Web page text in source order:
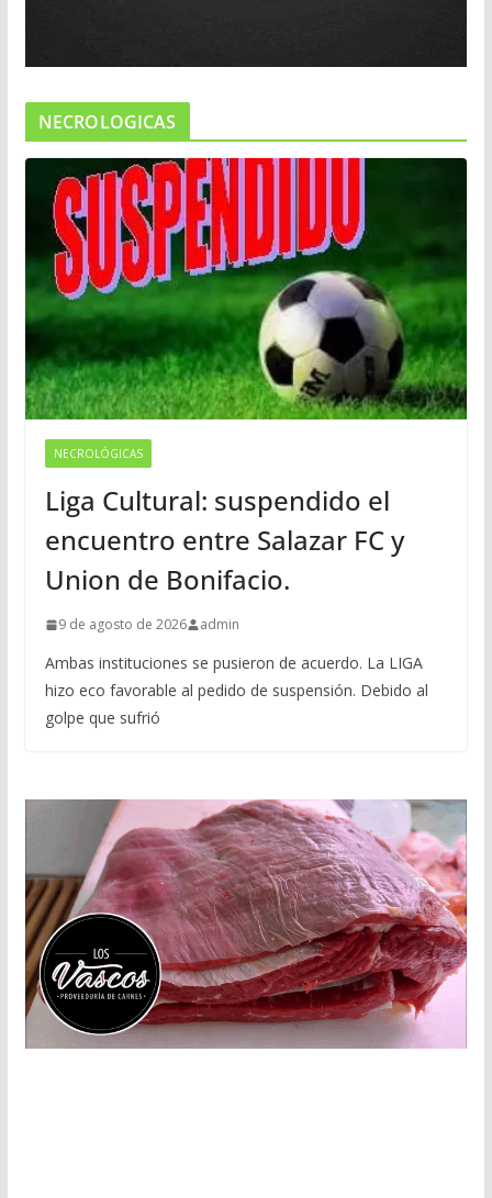
NECROLOGICAS
NECROLÓGICAS
Liga Cultural: suspendido el
encuentro entre Salazar FC y
Union de Bonifacio.
9 de agosto de 2026 admin
Ambas instituciones se pusieron de acuerdo. La LIGA
hizo eco favorable al pedido de suspensión. Debido al
golpe que sufrió